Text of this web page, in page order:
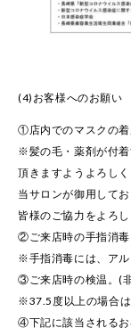
(4)お客様へのお願い
①店内でのマスクの着
※髪の毛・薬剤が付
頂きますようよろしく
当サロンが御用して
皆様のご協力をよろ
②ご来店時の手指消毒
※手指消毒には、アル
③ご来店時の検温。(
※37.5度以上の場合は
④下記に該当される